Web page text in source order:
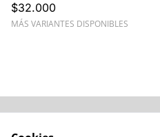
$32.000
MÁS VARIANTES DISPONIBLES